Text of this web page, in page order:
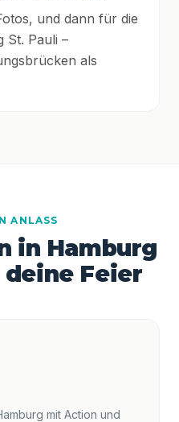
und dann für die
St. Pauli –
als
ANLASS
in Hamburg
Feier
mit Action und